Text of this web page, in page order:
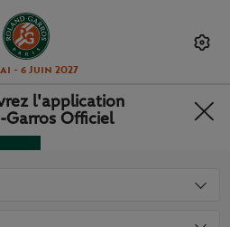
- 6 Juin 2027
l'application
Garros Officiel